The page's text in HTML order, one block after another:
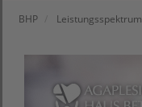
BHP Leistungsspektrum